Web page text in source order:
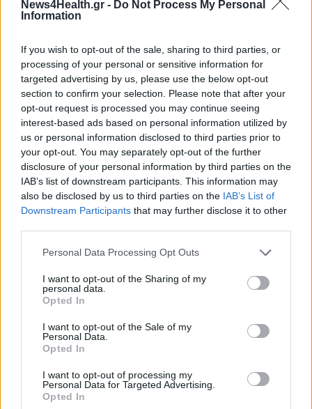
News4Health.gr - Do Not Process My Personal
Information
If you wish to opt-out of the sale, sharing to third parties, or
processing of your personal or sensitive information for
targeted advertising by us, please use the below opt-out
section to confirm your selection. Please note that after your
opt-out request is processed you may continue seeing
interest-based ads based on personal information utilized by
us or personal information disclosed to third parties prior to
your opt-out. You may separately opt-out of the further
disclosure of your personal information by third parties on the
IAB’s list of downstream participants. This information may
also be disclosed by us to third parties on the IAB’s List of
Downstream Participants that may further disclose it to other
Personal Data Processing Opt Outs
I want to opt-out of the Sharing of my
personal data.
Opted In
I want to opt-out of the Sale of my
Personal Data.
Opted In
I want to opt-out of processing my
Personal Data for Targeted Advertising.
Opted In
και πάλι φαίνεται να διατηρείται σε υψηλά επίπεδα.
5038 (4.2%) θεωρούνται σχετιζόμενα με ταξίδι από το
εξωτερικό και 33160 (27.7%) είναι σχετιζόμενα με ήδη
γνωστό κρούσμα.
578συμπολίτες μας νοσηλεύονται διασωληνωμένοι. Η
διάμεση ηλικία τους είναι 66 ετών. 172 (29.8%) είναι
γυναίκες και οι υπόλοιποι άνδρες. To 75.8%, των
διασωληνωμένων, έχει υποκείμενο νόσημα ή είναι
ηλικιωμένοι 70 ετών και άνω.691ασθενείς έχουν εξέλθει
από τις ΜΕΘ.
θανάτους συνολικά στη χώρα. 1312 (39.9%) γυναίκες
συμπολιτών μας ήταν τα 79 έτη και το 96.2% είχε κάποιο
υποκείμενο νόσημα ή/και ηλικία 70 ετών και άνω.